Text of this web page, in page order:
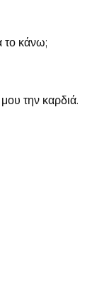
το κάνω;
την καρδιά.